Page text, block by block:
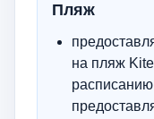
Пляж
на пляж